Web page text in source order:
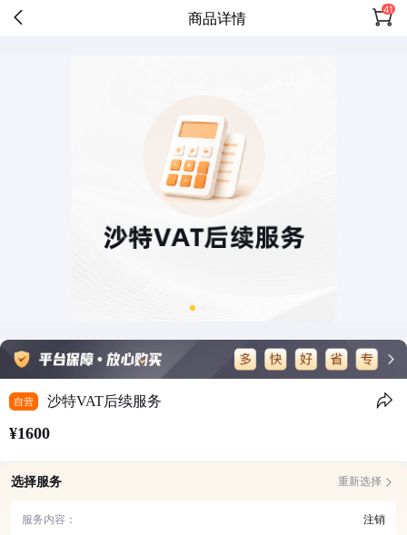
商品详情 41
自营 沙特VAT后续服务
¥1600
选择服务 重新选择
服务内容： 注销